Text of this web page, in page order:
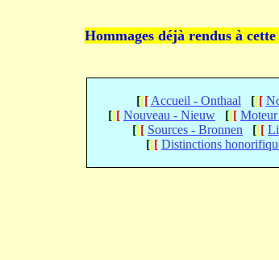
Hommages déjà rendus à
[[[ Accueil - Onthaal [[[
[[[ Nouveau - Nieuw [[[ Moteur
[[[ Sources - Bronnen [[[
[[[ Distinctions